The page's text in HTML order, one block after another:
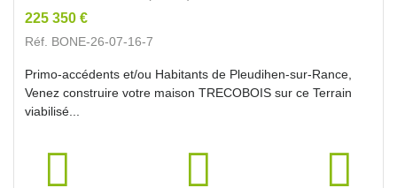
225 350 €
Réf. BONE-26-07-16-7
Primo-accédents et/ou Habitants de Pleudihen-sur-Rance,
Venez construire votre maison TRECOBOIS sur ce Terrain
viabilisé...